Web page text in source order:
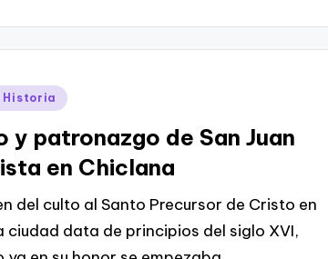
Historia
y patronazgo de San Juan
en Chiclana
del culto al Santo Precursor de Cristo en
ciudad data de principios del siglo XVI,